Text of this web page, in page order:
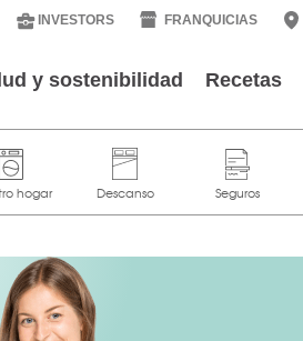
INVESTORS FRANQUICIAS
y sostenibilidad Recetas